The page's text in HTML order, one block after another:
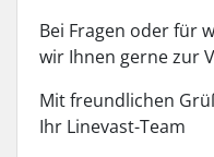
Bei Fragen oder für
wir Ihnen gerne zur
Mit freundlichen
Ihr Linevast-Team